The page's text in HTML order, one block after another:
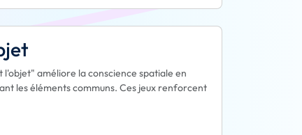
l'objet" améliore la conscience spatiale en
les éléments communs. Ces jeux renforcent